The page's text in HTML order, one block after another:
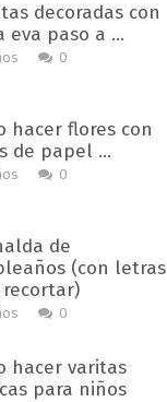
decoradas con
eva paso a …
0
hacer flores con
de papel …
0
de
(con letras
0
hacer varitas
para niños